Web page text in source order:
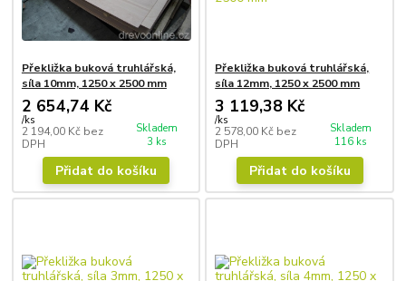
Překližka buková truhlářská,
síla 10mm, 1250 x 2500 mm
2 654,74 Kč
/ks
2 194,00 Kč bez
DPH
Skladem
3 ks
Přidat do košíku
Překližka buková truhlářská,
síla 12mm, 1250 x 2500 mm
3 119,38 Kč
/ks
2 578,00 Kč bez
DPH
Skladem
116 ks
Přidat do košíku